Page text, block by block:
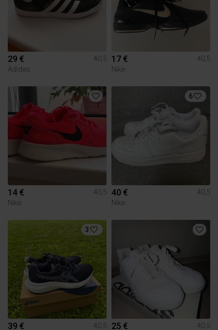
29 €
40,5
Adidas
17 €
40,5
Nike
14 €
40,5
Nike
6
40 €
40,5
Nike
3
39 €
40,5
25 €
40,5